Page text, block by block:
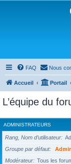
FAQ Nous
Accueil Portail
L’équipe du
ADMINISTRATEURS
Rang, Nom d’utilisateur
Groupe par défaut
Modérateur
Tous les